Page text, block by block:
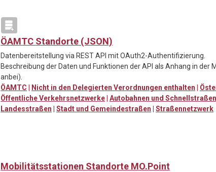
ÖAMTC Standorte (JSON)
Datenbereitstellung via REST API mit OAuth2-Authentifizierung.
Beschreibung der Daten und Funktionen der API als Anhang in der
anbei).
ÖAMTC | Nicht in den Delegierten Verordnungen enthalten |
Öffentliche Verkehrsnetzwerke| Autobahnen und Schnellstraßen
Landesstraßen | Stadt und Gemeindestraßen | Straßennetzwerk
Mobilitätsstationen Standorte MO.Point